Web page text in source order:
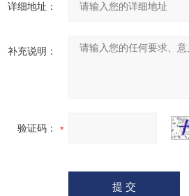
详细地址：
补充说明：
验证码：